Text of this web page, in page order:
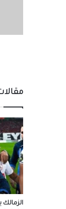
الزمالك